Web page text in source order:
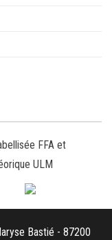
FFA et
ULM
Bastié - 87200